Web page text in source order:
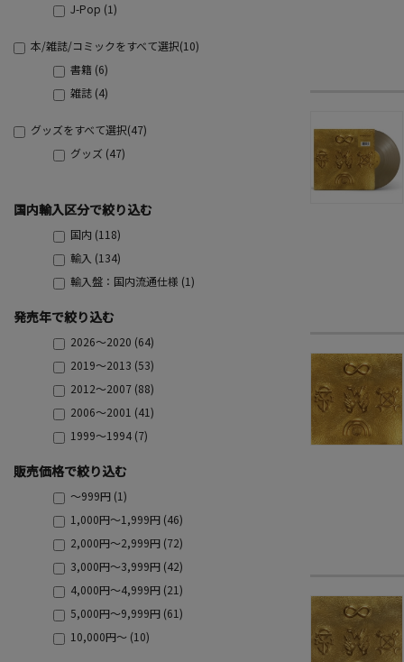
J-Pop (1)
本/雑誌/コミックをすべて選択(10)
書籍 (6)
雑誌 (4)
グッズをすべて選択(47)
グッズ (47)
国内輸入区分で絞り込む
国内 (118)
輸入 (134)
輸入盤：国内流通仕様 (1)
発売年で絞り込む
2026～2020 (64)
2019～2013 (53)
2012～2007 (88)
2006～2001 (41)
1999～1994 (7)
販売価格で絞り込む
～999円 (1)
1,000円～1,999円 (46)
2,000円～2,999円 (72)
3,000円～3,999円 (42)
4,000円～4,999円 (21)
5,000円～9,999円 (61)
10,000円～ (10)